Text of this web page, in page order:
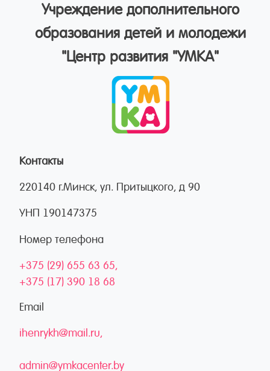
Учреждение дополнительного
образования детей и молодежи
"Центр развития "УМКА"
Контакты
220140 г.Минск, ул. Притыцкого, д 90
УНП 190147375
Номер телефона
+375 (29) 655 63 65
+375 (17) 390 18 68
Email
ihenrykh@mail.ru
admin@ymkacenter.by